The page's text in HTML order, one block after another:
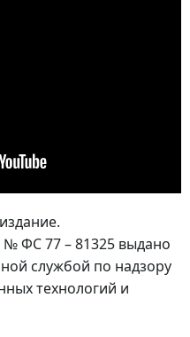
ФС 77 – 81325 выдано
службой по надзору
технологий и